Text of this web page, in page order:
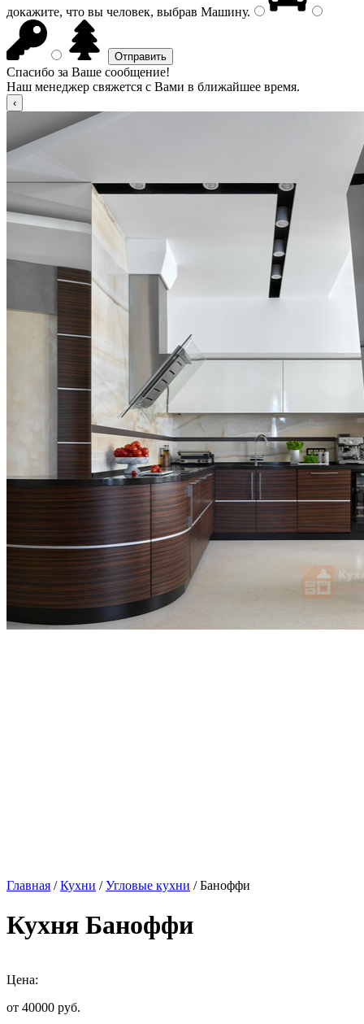
докажите, что вы человек, выбрав Машину.
Спасибо за Ваше сообщение!
Наш менеджер свяжется с Вами в ближайшее время.
Главная /Кухни /Угловые кухни / Баноффи
Кухня Баноффи
Цена:
от 40000 руб.